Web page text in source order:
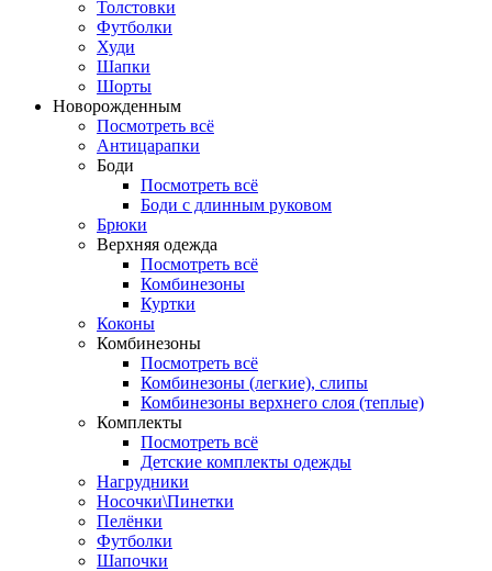
Толстовки
Футболки
Худи
Шапки
Шорты
Новорожденным
Посмотреть всё
Антицарапки
Боди
Посмотреть всё
Боди с длинным руковом
Брюки
Верхняя одежда
Посмотреть всё
Комбинезоны
Куртки
Коконы
Комбинезоны
Посмотреть всё
Комбинезоны (легкие), слипы
Комбинезоны верхнего слоя (теплые)
Комплекты
Посмотреть всё
Детские комплекты одежды
Нагрудники
Носочки\Пинетки
Пелёнки
Футболки
Шапочки